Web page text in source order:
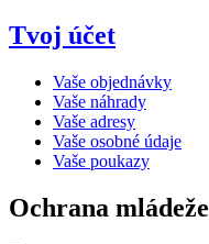
Tvoj účet
Vaše objednávky
Vaše náhrady
Vaše adresy
Vaše osobné údaje
Vaše poukazy
Ochrana mládeže